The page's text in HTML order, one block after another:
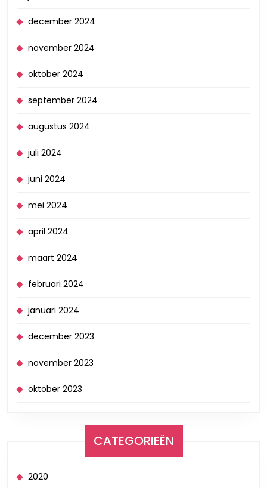
december 2024
november 2024
oktober 2024
september 2024
augustus 2024
juli 2024
juni 2024
mei 2024
april 2024
maart 2024
februari 2024
januari 2024
december 2023
november 2023
oktober 2023
CATEGORIEËN
2020